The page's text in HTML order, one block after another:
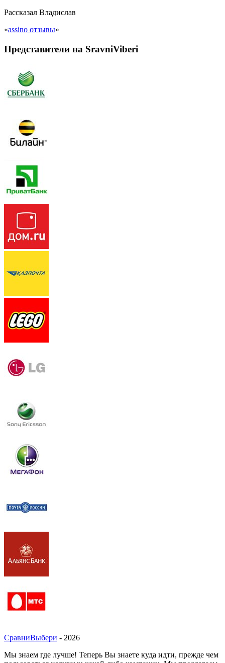
Рассказал Владислав
«assino отзывы»
Представители на SravniViberi
СравниВыбери - 2026
Мы знаем где лучше! Теперь Вы знаете куда идти, прежде чем